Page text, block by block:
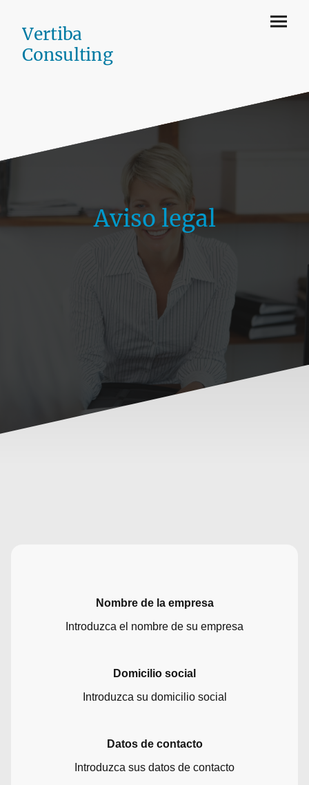
Vertiba
Consulting
Aviso legal
Nombre de la empresa
Introduzca el nombre de su empresa
Domicilio social
Introduzca su domicilio social
Datos de contacto
Introduzca sus datos de contacto